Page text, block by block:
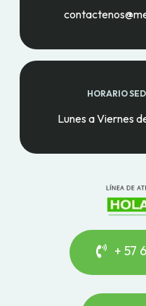
HORARIO
Lunes a Viernes
+ 57